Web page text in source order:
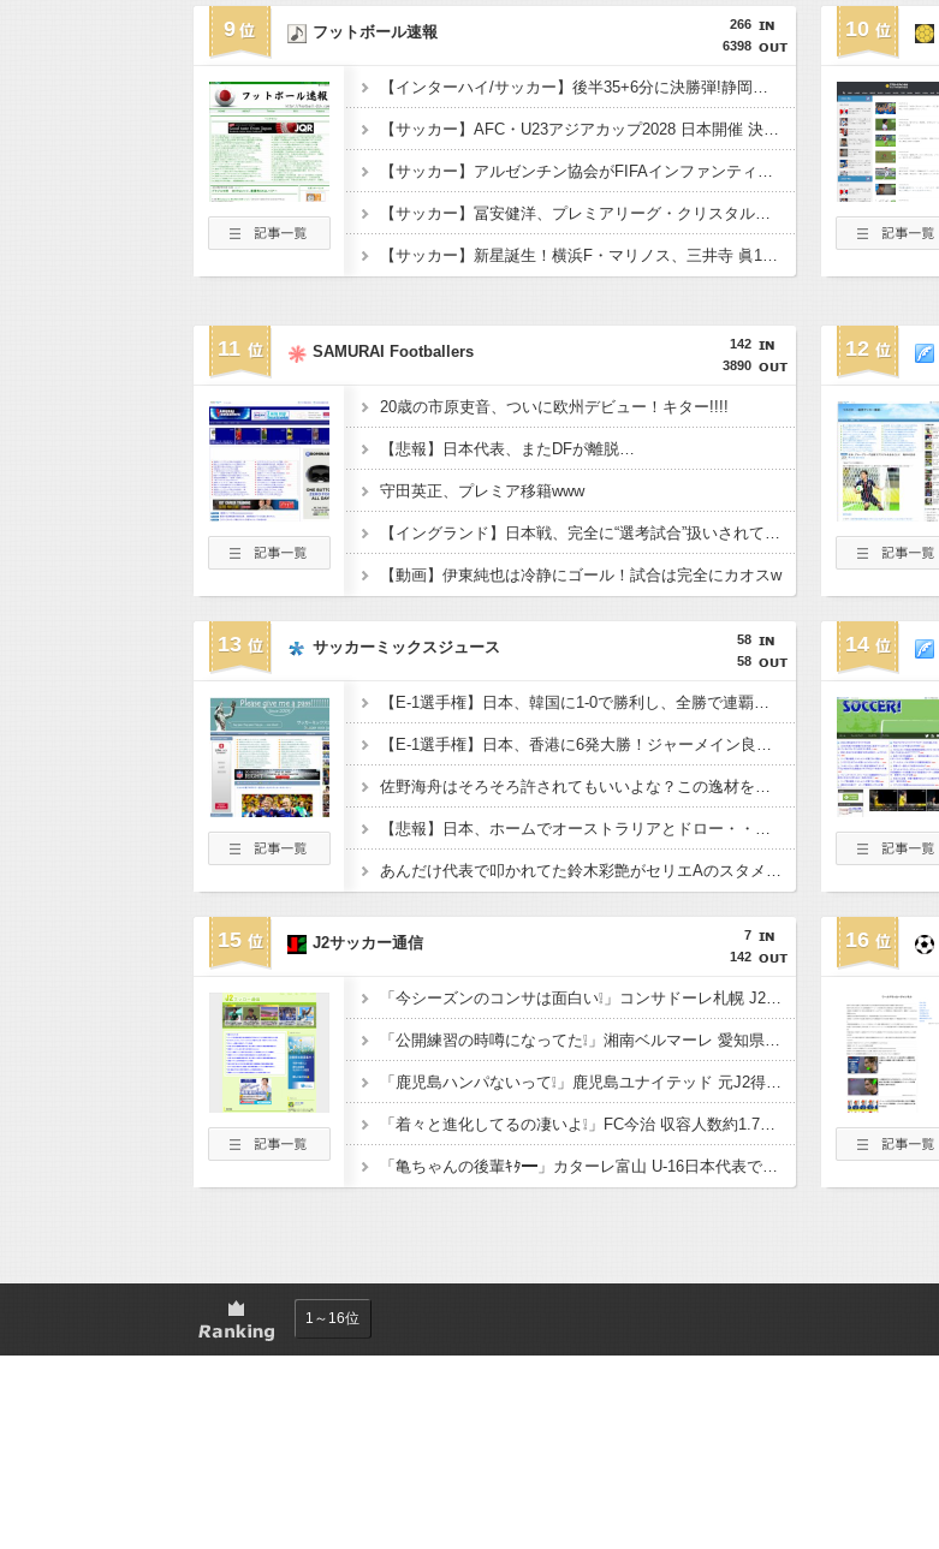
9
266
6398
フットボール速報
【インターハイ/サッカー】後半35+6分に決勝弾!静岡学園が初、静岡県勢30年ぶりの日本一! 近大附高 1-2 静岡学園高
【サッカー】AFC・U23アジアカップ2028 日本開催 決定！ 2028年 ロス五輪予選も兼ねる
【サッカー】アルゼンチン協会がFIFAインファンティーノ会長への支持を表明 “W杯売却計画”にも言及 「過ちを認めたことは特筆すべき」
【サッカー】冨安健洋、プレミアリーグ・クリスタルパレス加入を発表！ 背番号17「望んでいた場所」 鎌田大地と同僚に
【サッカー】新星誕生！横浜F・マリノス、三井寺 眞16歳4カ月5日ゴール 全３得点絡む！ 今春 中学を卒業したばかり
10
11
142
3890
SAMURAI Footballers
20歳の市原吏音、ついに欧州デビュー！キター!!!!
【悲報】日本代表、またDFが離脱…
守田英正、プレミア移籍www
【イングランド】日本戦、完全に“選考試合”扱いされている可能性
【動画】伊東純也は冷静にゴール！試合は完全にカオスw
12
13
58
58
サッカーミックスジュース
【E-1選手権】日本、韓国に1-0で勝利し、全勝で連覇達成！ジャーメインのゴールを守り切る！
【E-1選手権】日本、香港に6発大勝！ジャーメイン良がデビュー戦で4ゴール！
佐野海舟はそろそろ許されてもいいよな？この逸材を代表に呼ばないのは大損失だろ
【悲報】日本、ホームでオーストラリアとドロー・・・谷口OGでまさかの先制許すもキレキレ中村が同点弾演出でかろうじて勝ち点1
あんだけ代表で叩かれてた鈴木彩艶がセリエAのスタメンで大活躍してるという事実
14
15
7
142
J2サッカー通信
「今シーズンのコンサは面白い❕」コンサドーレ札幌 J2も新開幕！ 新加入のFWペイショットが1ゴール1アシストの活躍‼徳島に2-0 開幕戦で5年ぶりの勝利
「公開練習の時噂になってた❕」湘南ベルマーレ 愛知県出身 豊川高MF大下蒼生が2026-27シーズンに新加入内定したと発表‼「チームの目標であるJ1昇格 J2優勝に貢献」
「鹿児島ハンパないって❕」鹿児島ユナイテッド 元J2得点王! FWフアンマ・デルガドが新加入することを発表‼大宮、福岡でもプレーし 2度の長崎J1昇格に貢献「皆さんに最高の喜びを」
「着々と進化してるの凄いよ❕」FC今治 収容人数約1.7倍！アシックス里山スタジアム増席完了を発表‼観客席だけでなく コンコースやトイレ 観客動線なども整備
「亀ちゃんの後輩ｷﾀ━」カターレ富山 U-16日本代表でもプレー! 流経大柏からMF内田煌生の新加入内定したことを発表‼「持ち味である豊富な運動量とボール奪取能力を」
16
1～16位